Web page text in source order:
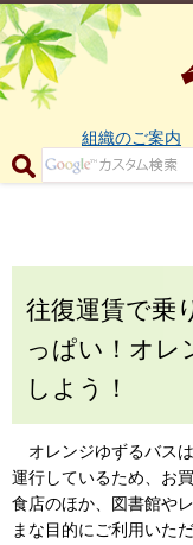
組織のご案内
往復運賃で乗
っぱい！オレ
しよう！
オレンジゆずるバス
運行しているため、お
食店のほか、図書館や
まな目的にご利用いただ